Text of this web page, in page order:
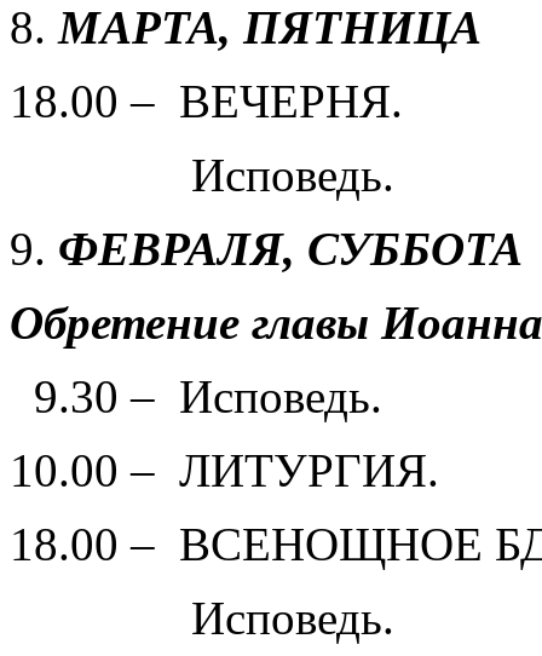
МАРТА, ПЯТНИЦА
18.00 – ВЕЧЕРНЯ.
Исповедь.
ФЕВРАЛЯ, СУББОТА
Обретение главы
9.30 – Исповедь.
10.00 – ЛИТУРГИЯ.
18.00 – ВСЕНОЩНОЕ
Исповедь.